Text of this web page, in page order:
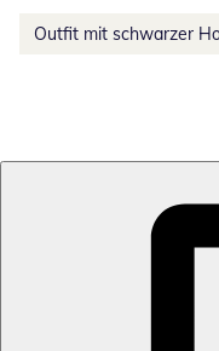
Outfit mit schwarzer